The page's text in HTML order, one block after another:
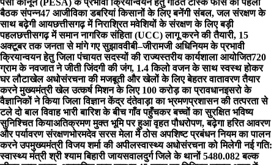
पेसा कानून (PESA) के प्रभावी क्रियान्वयन हेतु गठित टास्क फोर्स की पहली
बैठक संपन्न47 आजीविका डबरियां किसानों के लिए बनेंगी संबल, जल संरक्षण के
साथ बढ़ेगी आयछत्तीसगढ़ में निराश्रित मवेशियों के संरक्षण के लिए बड़ी
पहलछत्तीसगढ़ में समान नागरिक संहिता (UCC) लागू करने की तैयारी, 15
अक्टूबर तक जनता से मांगे गए सुझाववीबी–जीरामजी अधिनियम के प्रभावी
क्रियान्वयन हेतु जिला पंचायत सदस्यों की राज्यस्तरीय कार्यशाला आयोजित720
ग्राम के नवजात ने जीती जिंदगी की जंग, 1.4 किलो वजन के साथ स्वस्थ होकर
घर लौटाखेल अधोसंरचना की मजबूती और खेलों के लिए बेहतर वातावरण तैयार
करने मुख्यमंत्री खेल उत्कर्ष मिशन के लिए 100 करोड़ का प्रावधानइसरो के
वैज्ञानिकों ने किया जिला विज्ञान केंद्र दंतेवाड़ा का भ्रमणप्रशासन की तत्परता से
टले दो बाल विवाह भारी बारिश के बीच गाँव पहुँचकर बच्चों का सुरक्षित भविष्य
सुनिश्चित कियाअतिक्रमण मुक्त भूमि पर हुआ वृहत पौधरोपण, बढ़ेगा हरित आवरण
और पर्यावरण संरक्षणभोरमदेव सरस मेला में ठोस अपशिष्ट प्रबंधन नियम का पालन
करने उपमुख्यमंत्री विजय शर्मा की अपीलस्वास्थ्य अधोसंरचना को मिलेगी नई गति:
स्वास्थ्य मंत्री श्री श्याम बिहारी जायसवालदुर्ग जिले के थानों 5480.082 बल्क